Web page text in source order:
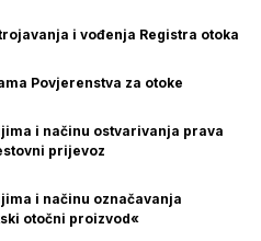
i vođenja Registra otoka
Povjerenstva za otoke
i načinu ostvarivanja prava
prijevoz
i načinu označavanja
otočni proizvod«